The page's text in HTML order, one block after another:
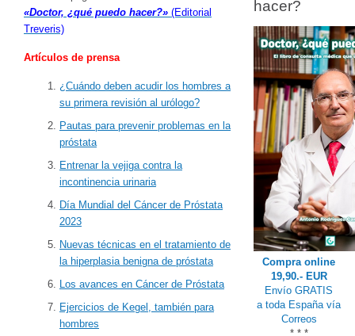
«Doctor, ¿qué puedo hacer?» (Editorial
Treveris)
Artículos de prensa
¿Cuándo deben acudir los hombres a
su primera revisión al urólogo?
Pautas para prevenir problemas en la
próstata
Entrenar la vejiga contra la
incontinencia urinaria
Día Mundial del Cáncer de Próstata
2023
Nuevas técnicas en el tratamiento de
la hiperplasia benigna de próstata
Los avances en Cáncer de Próstata
Ejercicios de Kegel, también para
hombres
hacer?
Compra online
19,90.- EUR
Envío GRATIS
a toda España vía
Correos
* * *